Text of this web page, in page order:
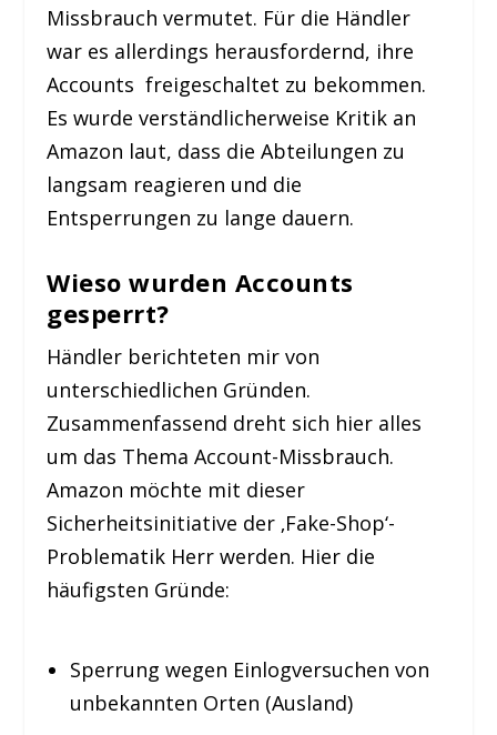
Missbrauch vermutet. Für die Händler
war es allerdings herausfordernd, ihre
Accounts freigeschaltet zu bekommen.
Es wurde verständlicherweise Kritik an
Amazon laut, dass die Abteilungen zu
langsam reagieren und die
Entsperrungen zu lange dauern.
Wieso wurden Accounts
gesperrt?
Händler berichteten mir von
unterschiedlichen Gründen.
Zusammenfassend dreht sich hier alles
um das Thema Account-Missbrauch.
Amazon möchte mit dieser
Sicherheitsinitiative der ‚Fake-Shop‘-
Problematik Herr werden. Hier die
häufigsten Gründe:
Sperrung wegen Einlogversuchen von
unbekannten Orten (Ausland)